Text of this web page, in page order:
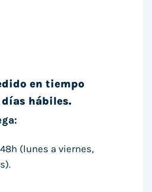
en tiempo
días hábiles.
(lunes a viernes,